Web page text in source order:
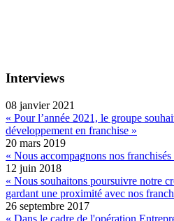
Interviews
08 janvier 2021
« Pour l’année 2021, le groupe
développement en franchise »
20 mars 2019
« Nous accompagnons nos franchisés
12 juin 2018
« Nous souhaitons poursuivre notre
gardant une proximité avec nos
26 septembre 2017
« Dans le cadre de l'opération